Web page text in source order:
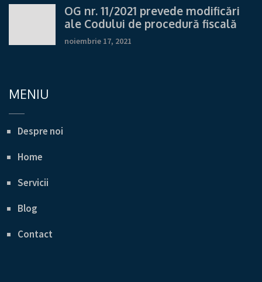
OG nr. 11/2021 prevede modificări
ale Codului de procedură fiscală
noiembrie 17, 2021
MENIU
Despre noi
Home
Servicii
Blog
Contact